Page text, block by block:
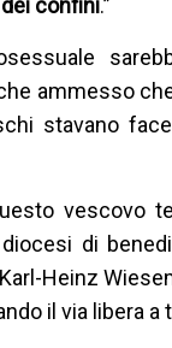
ammesso
stavano
vescovo
di
Heinz
il via libera a